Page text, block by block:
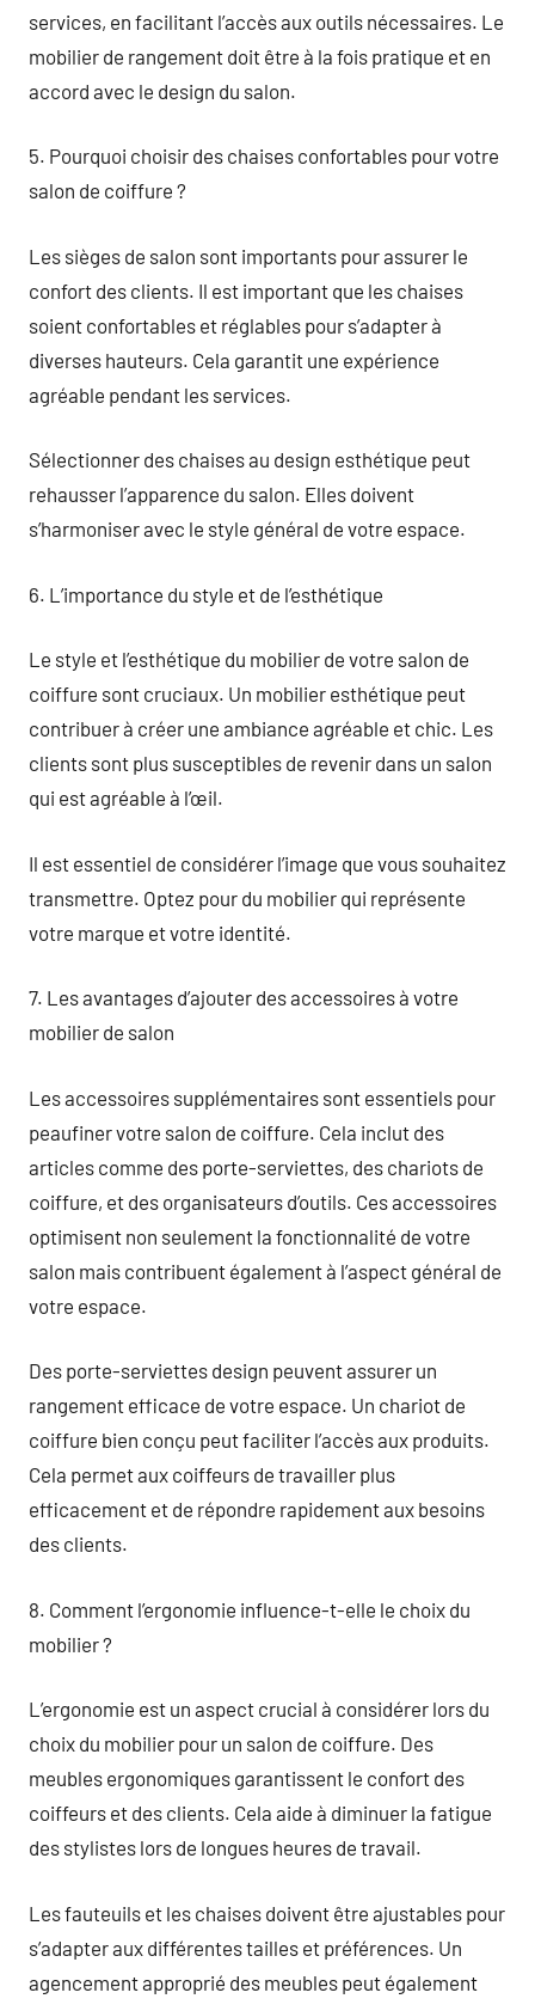
services, en facilitant l’accès aux outils nécessaires. Le
mobilier de rangement doit être à la fois pratique et en
accord avec le design du salon.
5. Pourquoi choisir des chaises confortables pour votre
salon de coiffure ?
Les sièges de salon sont importants pour assurer le
confort des clients. Il est important que les chaises
soient confortables et réglables pour s’adapter à
diverses hauteurs. Cela garantit une expérience
agréable pendant les services.
Sélectionner des chaises au design esthétique peut
rehausser l’apparence du salon. Elles doivent
s’harmoniser avec le style général de votre espace.
6. L’importance du style et de l’esthétique
Le style et l’esthétique du mobilier de votre salon de
coiffure sont cruciaux. Un mobilier esthétique peut
contribuer à créer une ambiance agréable et chic. Les
clients sont plus susceptibles de revenir dans un salon
qui est agréable à l’œil.
Il est essentiel de considérer l’image que vous souhaitez
transmettre. Optez pour du mobilier qui représente
votre marque et votre identité.
7. Les avantages d’ajouter des accessoires à votre
mobilier de salon
Les accessoires supplémentaires sont essentiels pour
peaufiner votre salon de coiffure. Cela inclut des
articles comme des porte-serviettes, des chariots de
coiffure, et des organisateurs d’outils. Ces accessoires
optimisent non seulement la fonctionnalité de votre
salon mais contribuent également à l’aspect général de
votre espace.
Des porte-serviettes design peuvent assurer un
rangement efficace de votre espace. Un chariot de
coiffure bien conçu peut faciliter l’accès aux produits.
Cela permet aux coiffeurs de travailler plus
efficacement et de répondre rapidement aux besoins
des clients.
8. Comment l’ergonomie influence-t-elle le choix du
mobilier ?
L’ergonomie est un aspect crucial à considérer lors du
choix du mobilier pour un salon de coiffure. Des
meubles ergonomiques garantissent le confort des
coiffeurs et des clients. Cela aide à diminuer la fatigue
des stylistes lors de longues heures de travail.
Les fauteuils et les chaises doivent être ajustables pour
s’adapter aux différentes tailles et préférences. Un
agencement approprié des meubles peut également